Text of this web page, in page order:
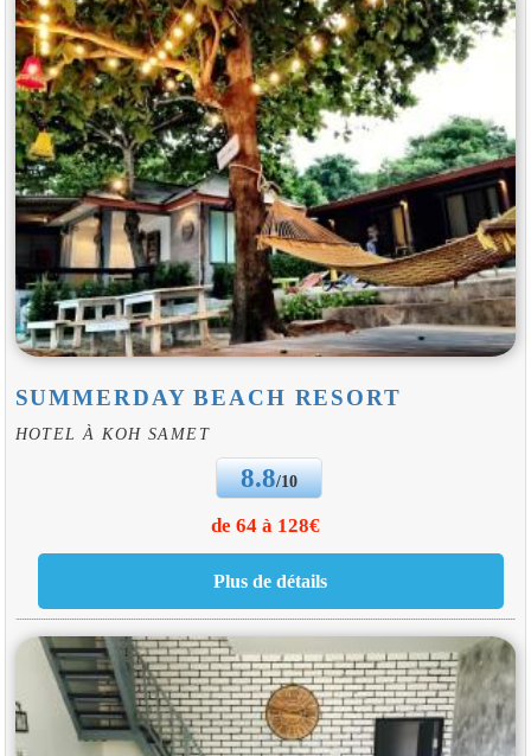
SUMMERDAY BEACH RESORT
HOTEL À KOH SAMET
8.8/10
de 64 à 128€